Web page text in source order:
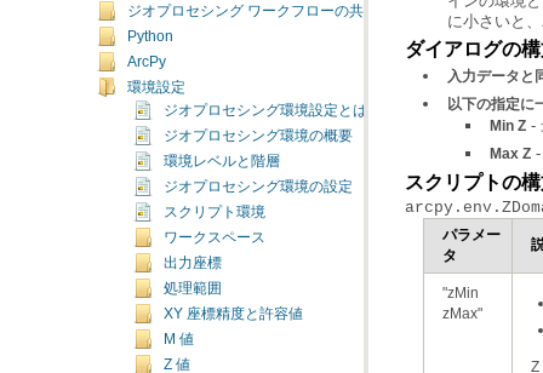
ジオプロセシング ワークフローの共有
Python
ArcPy
環境設定
ジオプロセシング環境設定とは
ジオプロセシング環境の概要
環境レベルと階層
ジオプロセシング環境の設定
スクリプト環境
ワークスペース
出力座標
処理範囲
XY 座標精度と許容値
M 値
Z 値
に小さいと
ダイアログの
入力データと
以下の指定に
Min Z -
Max Z
スクリプトの
タ
zMax"